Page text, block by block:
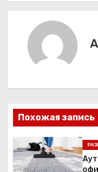
в
ц
и
я
п
Похожая запись